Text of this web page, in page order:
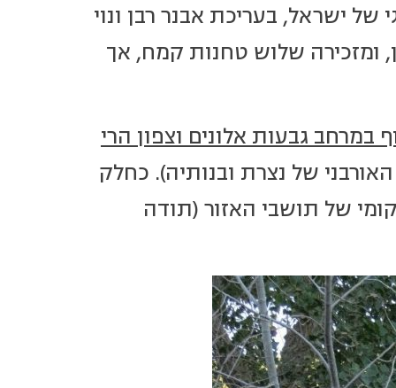
של ישראל, בעריכת אבנר רבן ונוי
שלוש טחנות קמח, אך
במרחב גבעות אלונים וצפון הרי
של נצרת ובנותיה). כחלק
של תושבי האזור (תודה